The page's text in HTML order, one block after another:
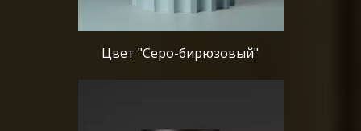
Цвет "Серо-бирюзовый"